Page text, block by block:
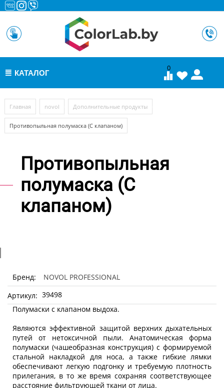
0
КАТАЛОГ
МЕНЮ
Главная novol Дополнительные продукты
Противопыльная полумаска (С клапаном)
Противопыльная
полумаска (С
клапаном)
Бренд:
NOVOL PROFESSIONAL
Артикул: 39498
Полумаски с клапаном выдоха.
Являются эффективной защитой верхних дыхательных
путей от нетоксичной пыли. Анатомическая форма
полумаски (чашеобразная конструкция) с формируемой
стальной накладкой для носа, а также гибкие лямки
обеспечивают легкую подгонку и требуемую плотность
прилегания, в то же время сохраняя соответствующее
расстояние фильтрующей ткани от лица.